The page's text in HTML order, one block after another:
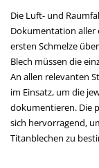
Die Luft- und
Dokumentation aller
ersten Schmelze
Blech müssen die
An allen relevanten
im Einsatz, um die
dokumentieren. Die
sich hervorragend,
Titanblechen zu